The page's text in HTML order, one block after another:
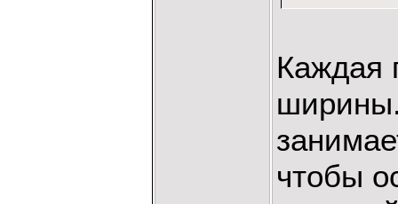
Каждая
чтобы